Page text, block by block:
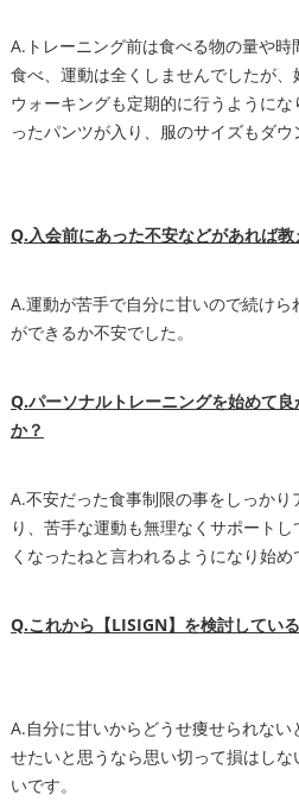
A.トレーニング前は食べる物の量や
食べ、運動は全くしませんでしたが、
ウォーキングも定期的に行うように
ったパンツが入り、服のサイズもダウ
Q.入会前にあった不安などがあれば教
A.運動が苦手で自分に甘いので続け
ができるか不安でした。
Q.パーソナルトレーニングを始めて
か？
A.不安だった食事制限の事をしっかり
り、苦手な運動も無理なくサポート
くなったねと言われるようになり始め
Q.これから【LISIGN】を検討してい
A.自分に甘いからどうせ痩せられな
せたいと思うなら思い切って損はし
いです。